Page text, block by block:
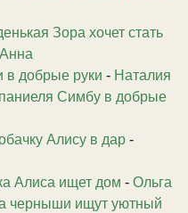
Зора хочет стать
Анна
в добрые руки - Наталия
Симбу в добрые
Алису в дар -
Алиса ищет дом - Ольга
черныши ищут уютный